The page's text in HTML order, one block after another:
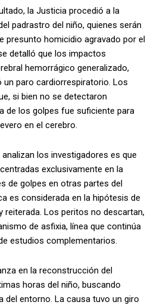
la Justicia procedió a la
padrastro del niño, quienes serán
presunto homicidio agravado por el
detalló que los impactos
hemorrágico generalizado,
un paro cardiorrespiratorio. Los
si bien no se detectaron
de los golpes fue suficiente para
en el cerebro.
los investigadores es que
exclusivamente en la
de golpes en otras partes del
es considerada en la hipótesis de
reiterada. Los peritos no descartan,
de asfixia, línea que continúa
estudios complementarios.
en la reconstrucción del
horas del niño, buscando
del entorno. La causa tuvo un giro